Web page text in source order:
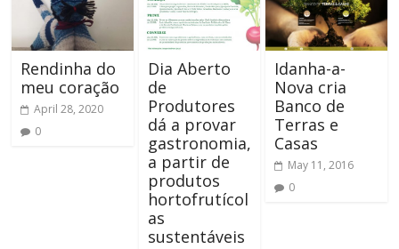
Rendinha do
meu coração
April 28, 2020
0
Dia Aberto
de
Produtores
dá a provar
gastronomia,
a partir de
produtos
hortofrutícol
as
sustentáveis
Idanha-a-
Nova cria
Banco de
Terras e
Casas
May 11, 2016
0